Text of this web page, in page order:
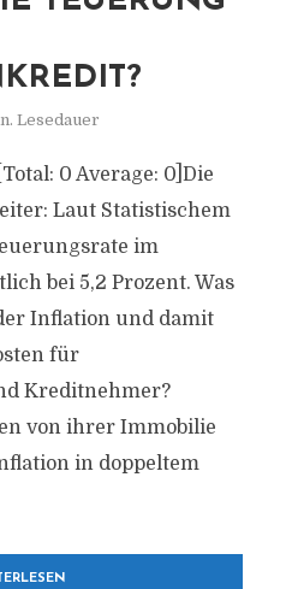
Lesedauer
0 Average: 0]Die
Laut Statistischem
im
bei 5,2 Prozent. Was
Inflation und damit
für
Kreditnehmer?
von ihrer Immobilie
in doppeltem